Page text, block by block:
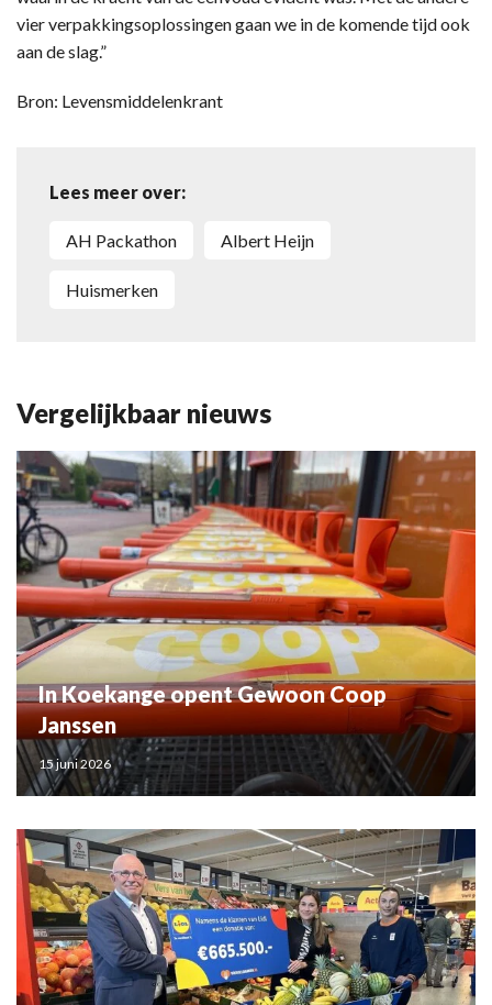
vier verpakkingsoplossingen gaan we in de komende tijd ook
aan de slag.”
Bron: Levensmiddelenkrant
Lees meer over:
AH Packathon Albert Heijn
huismerken
Vergelijkbaar nieuws
In Koekange opent Gewoon Coop
Janssen
15 juni 2026